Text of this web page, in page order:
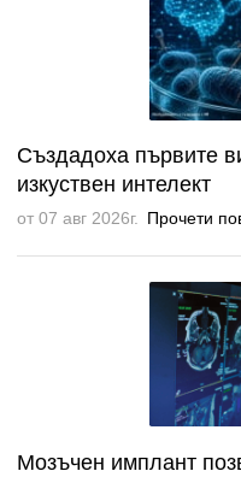
Създадоха първите
изкуствен интелект
от 07 авг 2026г. Прочети
Мозъчен имплант